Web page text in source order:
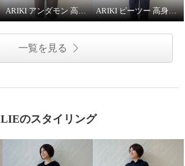
ARIKI アンダモン 高身長スタッフがはいてみました！ ARIKI ピーツー 高身長スタッフがはいてみました！
一覧を見る
LIEのスタイリング